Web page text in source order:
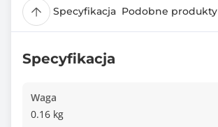
Specyfikacja Podobne produkty
Specyfikacja
Waga
0.16 kg